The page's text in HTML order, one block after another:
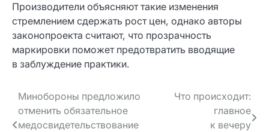
Производители объясняют такие изменения
стремлением сдержать рост цен, однако авторы
законопроекта считают, что прозрачность
маркировки поможет предотвратить вводящие
в заблуждение практики.
Навигация
по записям
Минобороны предложило
отменить обязательное
медосвидетельствование
Что происходит:
главное
к вечеру